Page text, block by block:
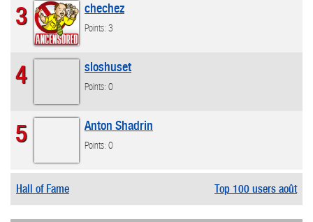
3 chechez
Points: 3
4 sloshuset
Points: 0
5 Anton Shadrin
Points: 0
Hall of Fame Top 100 users août